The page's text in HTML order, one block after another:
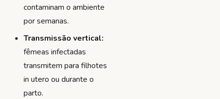
contaminam o ambiente
por semanas.
Transmissão vertical:
fêmeas infectadas
transmitem para filhotes
in utero ou durante o
parto.